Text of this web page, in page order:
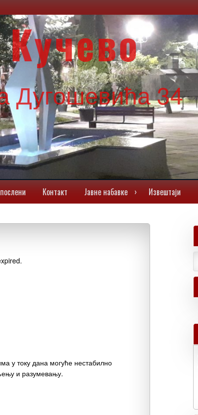
Дугошевића 34
Контакт Јавне набавке Извештаји
у току дана могуће нестабилно
и разумевању.